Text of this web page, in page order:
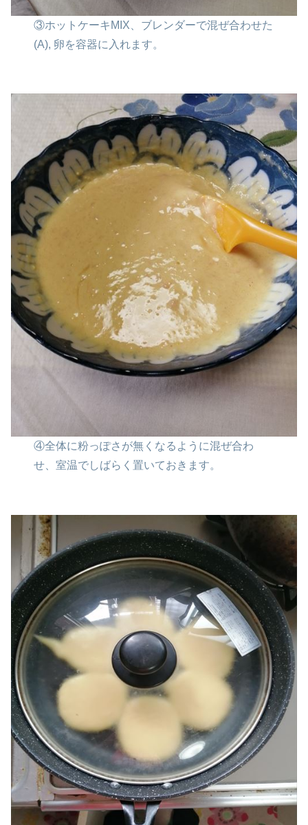
③ホットケーキMIX、ブレンダーで混ぜ合わせた
(A), 卵を容器に入れます。
④全体に粉っぽさが無くなるように混ぜ合わ
せ、室温でしばらく置いておきます。